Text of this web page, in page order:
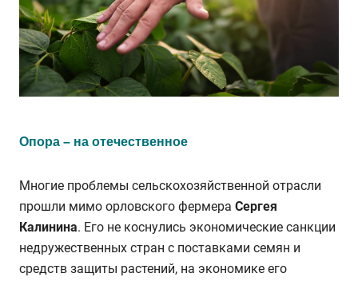
Опора – на отечественное
Многие проблемы сельскохозяйственной отрасли
прошли мимо орловского фермера Сергея
Калинина. Его не коснулись экономические санкции
недружественных стран с поставками семян и
средств защиты растений, на экономике его